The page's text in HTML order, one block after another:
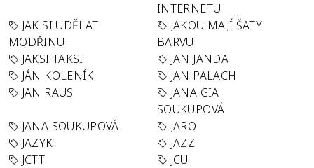
INTERNETU
JAK SI UDĚLAT
MODŘINU
JAKOU MAJÍ ŠATY
BARVU
JAKSI TAKSI
JAN JANDA
JÁN KOLENÍK
JAN PALACH
JAN RAUS
JANA GIA
SOUKUPOVÁ
JANA SOUKUPOVÁ
JARO
JAZYK
JAZZ
JCTT
JCU